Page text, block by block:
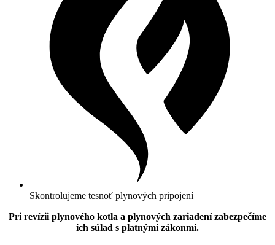
Skontrolujeme tesnoť plynových pripojení
Pri revízii plynového kotla a plynových zariadení zabezpečíme
ich súlad s platnými zákonmi.